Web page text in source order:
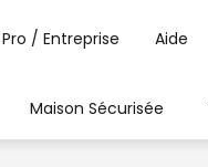
Pro / Entreprise Aide
Maison Sécurisée